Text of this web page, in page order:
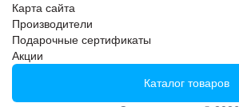
Карта сайта
Производители
Подарочные сертификаты
Акции
Каталог товаров